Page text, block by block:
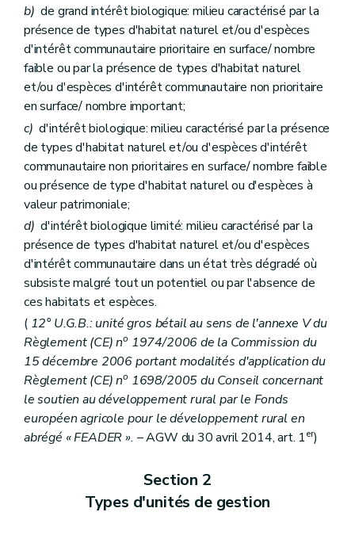
b) de grand intérêt biologique: milieu caractérisé par la
présence de types d'habitat naturel et/ou d'espèces
d'intérêt communautaire prioritaire en surface/ nombre
faible ou par la présence de types d'habitat naturel
et/ou d'espèces d'intérêt communautaire non prioritaire
en surface/ nombre important;
c) d'intérêt biologique: milieu caractérisé par la présence
de types d'habitat naturel et/ou d'espèces d'intérêt
communautaire non prioritaires en surface/ nombre faible
ou présence de type d'habitat naturel ou d'espèces à
valeur patrimoniale;
d) d'intérêt biologique limité: milieu caractérisé par la
présence de types d'habitat naturel et/ou d'espèces
d'intérêt communautaire dans un état très dégradé où
subsiste malgré tout un potentiel ou par l'absence de
ces habitats et espèces.
( 12° U.G.B.: unité gros bétail au sens de l'annexe V du
Règlement (CE) no 1974/2006 de la Commission du
15 décembre 2006 portant modalités d'application du
Règlement (CE) no 1698/2005 du Conseil concernant
le soutien au développement rural par le Fonds
européen agricole pour le développement rural en
abrégé « FEADER ». – AGW du 30 avril 2014, art. 1er)
Section 2
Types d'unités de gestion